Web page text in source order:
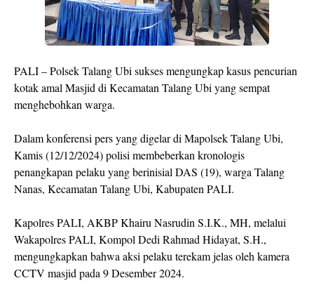
PALI – Polsek Talang Ubi sukses mengungkap kasus pencurian
kotak amal Masjid di Kecamatan Talang Ubi yang sempat
menghebohkan warga.
Dalam konferensi pers yang digelar di Mapolsek Talang Ubi,
Kamis (12/12/2024) polisi membeberkan kronologis
penangkapan pelaku yang berinisial DAS (19), warga Talang
Nanas, Kecamatan Talang Ubi, Kabupaten PALI.
Kapolres PALI, AKBP Khairu Nasrudin S.I.K., MH, melalui
Wakapolres PALI, Kompol Dedi Rahmad Hidayat, S.H.,
mengungkapkan bahwa aksi pelaku terekam jelas oleh kamera
CCTV masjid pada 9 Desember 2024.